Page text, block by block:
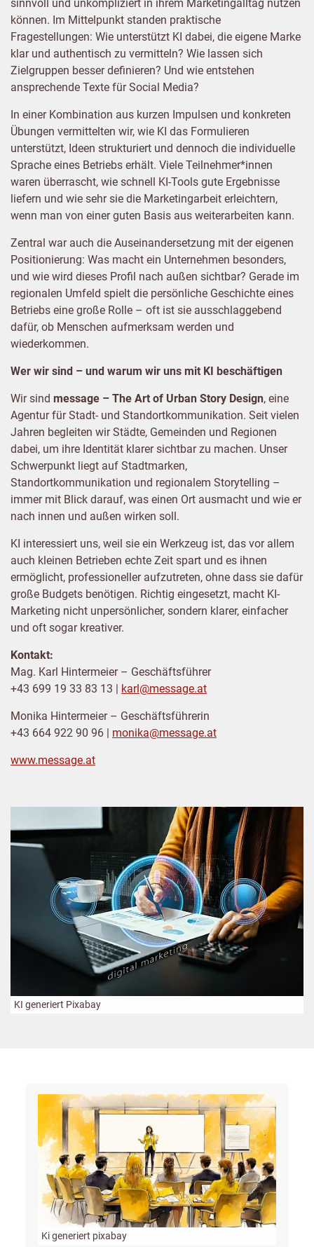
sinnvoll und unkompliziert in ihrem Marketingalltag nutzen
können. Im Mittelpunkt standen praktische
Fragestellungen: Wie unterstützt KI dabei, die eigene Marke
klar und authentisch zu vermitteln? Wie lassen sich
Zielgruppen besser definieren? Und wie entstehen
ansprechende Texte für Social Media?
In einer Kombination aus kurzen Impulsen und konkreten
Übungen vermittelten wir, wie KI das Formulieren
unterstützt, Ideen strukturiert und dennoch die individuelle
Sprache eines Betriebs erhält. Viele Teilnehmer*innen
waren überrascht, wie schnell KI-Tools gute Ergebnisse
liefern und wie sehr sie die Marketingarbeit erleichtern,
wenn man von einer guten Basis aus weiterarbeiten kann.
Zentral war auch die Auseinandersetzung mit der eigenen
Positionierung: Was macht ein Unternehmen besonders,
und wie wird dieses Profil nach außen sichtbar? Gerade im
regionalen Umfeld spielt die persönliche Geschichte eines
Betriebs eine große Rolle – oft ist sie ausschlaggebend
dafür, ob Menschen aufmerksam werden und
wiederkommen.
Wer wir sind – und warum wir uns mit KI beschäftigen
Wir sind message – The Art of Urban Story Design, eine
Agentur für Stadt- und Standortkommunikation. Seit vielen
Jahren begleiten wir Städte, Gemeinden und Regionen
dabei, um ihre Identität klarer sichtbar zu machen. Unser
Schwerpunkt liegt auf Stadtmarken,
Standortkommunikation und regionalem Storytelling –
immer mit Blick darauf, was einen Ort ausmacht und wie er
nach innen und außen wirken soll.
KI interessiert uns, weil sie ein Werkzeug ist, das vor allem
auch kleinen Betrieben echte Zeit spart und es ihnen
ermöglicht, professioneller aufzutreten, ohne dass sie dafür
große Budgets benötigen. Richtig eingesetzt, macht KI-
Marketing nicht unpersönlicher, sondern klarer, einfacher
und oft sogar kreativer.
Kontakt:
Mag. Karl Hintermeier – Geschäftsführer
+43 699 19 33 83 13 | karl@message.at
Monika Hintermeier – Geschäftsführerin
+43 664 922 90 96 | monika@message.at
www.message.at
KI generiert Pixabay
Ki generiert pixabay